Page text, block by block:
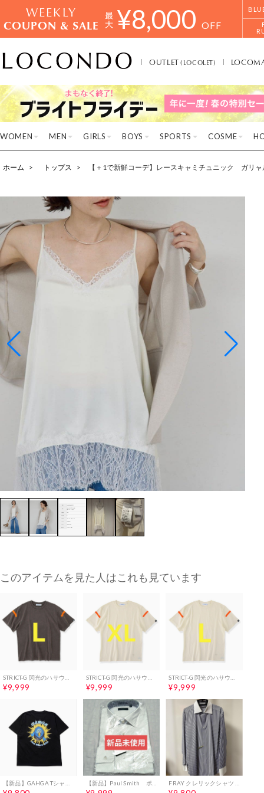
WEEKLY
COUPON & SALE ¥8,000 OFF
OUTLET(LOCOLET)
WOMEN MEN GIRLS BOYS SPORTS COSME
ホーム トップス 【＋1で新鮮コーデ】レースキャミチュニック ガリ
このアイテムを見た人はこれも見ています
¥9,999 ¥9,999 ¥9,999